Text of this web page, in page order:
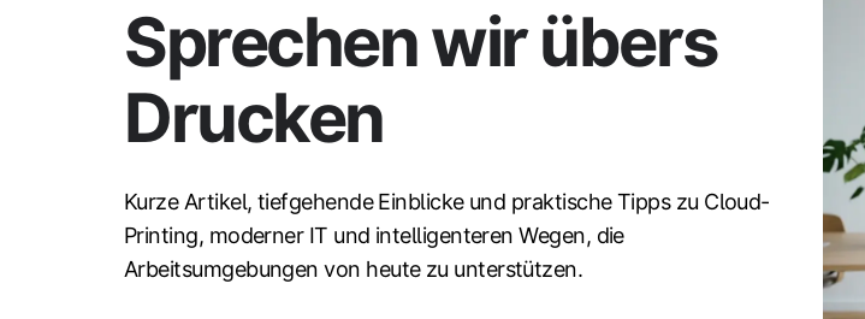
Sprechen wir übers
Drucken
Kurze Artikel, tiefgehende Einblicke und praktische Tipps zu Cloud-
Printing, moderner IT und intelligenteren Wegen, die
Arbeitsumgebungen von heute zu unterstützen.